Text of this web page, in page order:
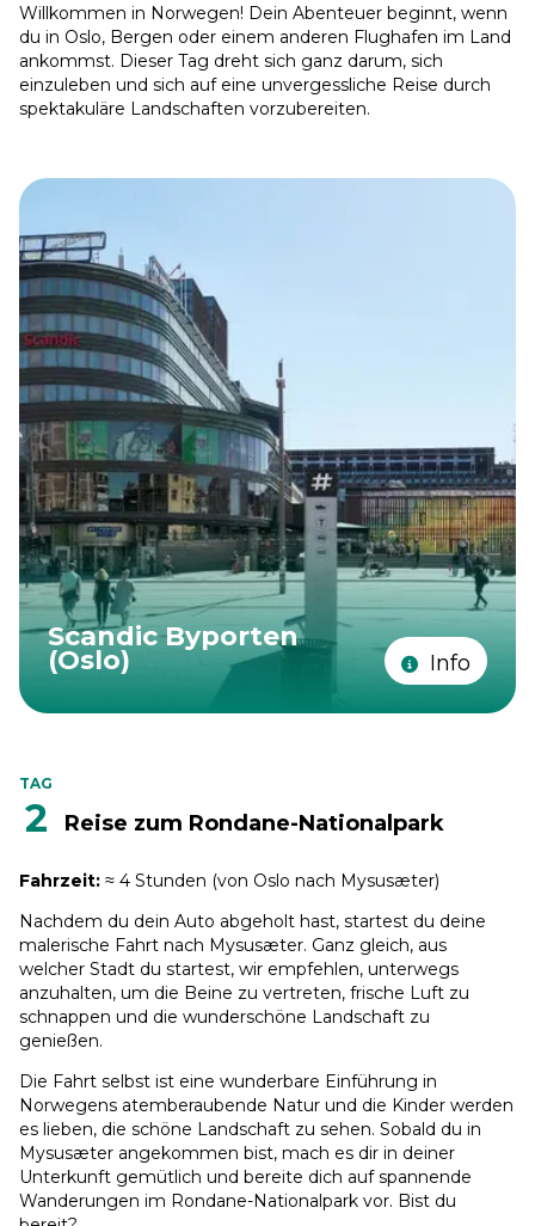
Willkommen in Norwegen! Dein Abenteuer beginnt, wenn
du in Oslo, Bergen oder einem anderen Flughafen im Land
ankommst. Dieser Tag dreht sich ganz darum, sich
einzuleben und sich auf eine unvergessliche Reise durch
spektakuläre Landschaften vorzubereiten.
Scandic Byporten
(Oslo) Info
TAG
2 Reise zum Rondane-Nationalpark
Fahrzeit: ≈ 4 Stunden (von Oslo nach Mysusæter)
Nachdem du dein Auto abgeholt hast, startest du deine
malerische Fahrt nach Mysusæter. Ganz gleich, aus
welcher Stadt du startest, wir empfehlen, unterwegs
anzuhalten, um die Beine zu vertreten, frische Luft zu
schnappen und die wunderschöne Landschaft zu
genießen.
Die Fahrt selbst ist eine wunderbare Einführung in
Norwegens atemberaubende Natur und die Kinder werden
es lieben, die schöne Landschaft zu sehen. Sobald du in
Mysusæter angekommen bist, mach es dir in deiner
Unterkunft gemütlich und bereite dich auf spannende
Wanderungen im Rondane-Nationalpark vor. Bist du